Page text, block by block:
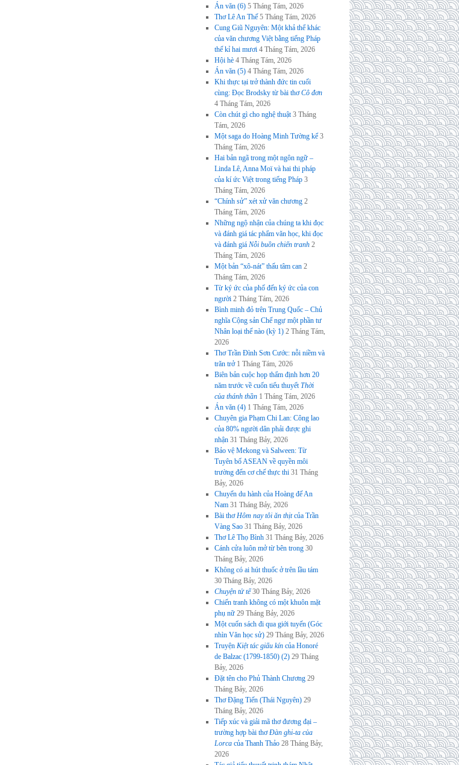
Án văn (6) 5 Tháng Tám, 2026
Thơ Lê An Thế 5 Tháng Tám, 2026
Cung Giũ Nguyên: Một khả thể khác
của văn chương Việt bằng tiếng Pháp
thế kỉ hai mươi 4 Tháng Tám, 2026
Hội hè 4 Tháng Tám, 2026
Án văn (5) 4 Tháng Tám, 2026
Khi thực tại trở thành đức tin cuối
cùng: Đọc Brodsky từ bài thơCô đơn
4 Tháng Tám, 2026
Còn chút gì cho nghệ thuật 3 Tháng
Tám, 2026
Một saga do Hoàng Minh Tường kể 3
Tháng Tám, 2026
Hai bản ngã trong một ngôn ngữ –
Linda Lê, Anna Moï và hai thi pháp
của kí ức Việt trong tiếng Pháp 3
Tháng Tám, 2026
“Chính sử” xét xử văn chương 2
Tháng Tám, 2026
Những ngộ nhận của chúng ta khi đọc
và đánh giá tác phẩm văn học, khi đọc
và đánh giá Nỗi buồn chiến tranh 2
Tháng Tám, 2026
Một bản “xô-nát” thấu tâm can 2
Tháng Tám, 2026
Từ ký ức của phố đến ký ức của con
người 2 Tháng Tám, 2026
Bình minh đỏ trên Trung Quốc – Chủ
nghĩa Cộng sản Chế ngự một phần tư
Nhân loại thế nào (kỳ 1) 2 Tháng Tám,
2026
Thơ Trần Đình Sơn Cước: nỗi niềm và
trăn trở 1 Tháng Tám, 2026
Biên bản cuộc họp thẩm định hơn 20
năm trước về cuốn tiểu thuyếtThời
của thánh thần 1 Tháng Tám, 2026
Án văn (4) 1 Tháng Tám, 2026
Chuyên gia Phạm Chi Lan: Công lao
của 80% người dân phải được ghi
nhận 31 Tháng Bảy, 2026
Bảo vệ Mekong và Salween: Từ
Tuyên bố ASEAN về quyền môi
trường đến cơ chế thực thi 31 Tháng
Bảy, 2026
Chuyến du hành của Hoàng đế An
Nam 31 Tháng Bảy, 2026
Bài thơHôm nay tôi ăn thịtcủa Trần
Vàng Sao 31 Tháng Bảy, 2026
Thơ Lê Thọ Bình 31 Tháng Bảy, 2026
Cánh cửa luôn mở từ bên trong 30
Tháng Bảy, 2026
Không có ai hút thuốc ở trên lầu tám
30 Tháng Bảy, 2026
Chuyện tử tế 30 Tháng Bảy, 2026
Chiến tranh không có một khuôn mặt
phụ nữ 29 Tháng Bảy, 2026
Một cuốn sách đi qua giới tuyến (Góc
nhìn Văn học sử) 29 Tháng Bảy, 2026
Truyện Kiệt tác giấu kíncủa Honoré
de Balzac (1799-1850) (2) 29 Tháng
Bảy, 2026
Đặt tên cho Phủ Thành Chương 29
Tháng Bảy, 2026
Thơ Đặng Tiến (Thái Nguyên) 29
Tháng Bảy, 2026
Tiếp xúc và giải mã thơ đương đại –
trường hợp bài thơĐàn ghi-ta của
Lorcacủa Thanh Thảo 28 Tháng Bảy,
2026